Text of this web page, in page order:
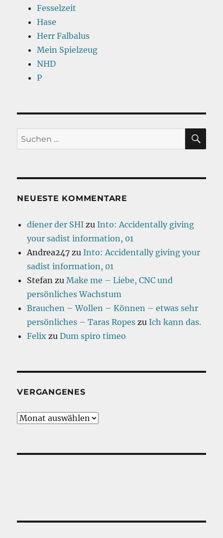
Fesselzeit
Hase
Herr Falbalus
Mein Spielzeug
NHD
P
Suchen
nach:
NEUESTE KOMMENTARE
diener der SHI zuInto: Accidentally giving
your sadist information, 01
Andrea247 zuInto: Accidentally giving your
sadist information, 01
Stefan zuMake me – Liebe, CNC und
persönliches Wachstum
Brauchen – Wollen – Können – etwas sehr
persönliches – Taras Ropes zuIch kann das.
Felix zuDum spiro timeo
VERGANGENES
Vergangenes